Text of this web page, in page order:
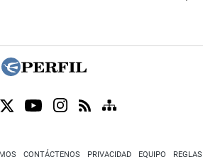
CONTÁCTENOS PRIVACIDAD EQUIPO